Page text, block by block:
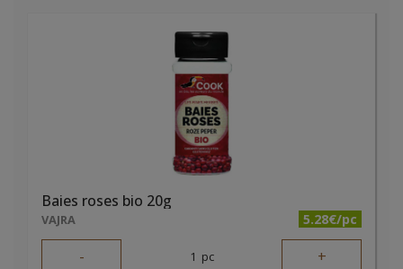
Baies roses bio 20g
VAJRA 5.28€/pc
- 1 pc +